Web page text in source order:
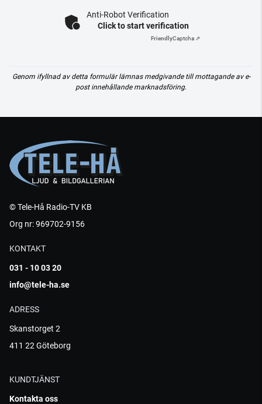
Anti-Robot Verification
Click to start verification
FriendlyCaptcha ⇗
Genom ifyllnad av detta formulär lämnas medgivande till mottagande av e-
post innehållande marknadsföring.
© Tele-Hå Radio-TV KB
Org nr: 969702-9156
KONTAKT
031 - 10 03 20
info@tele-ha.se
ADRESS
Skanstorget 2
411 22 Göteborg
KUNDTJÄNST
Kontakta oss